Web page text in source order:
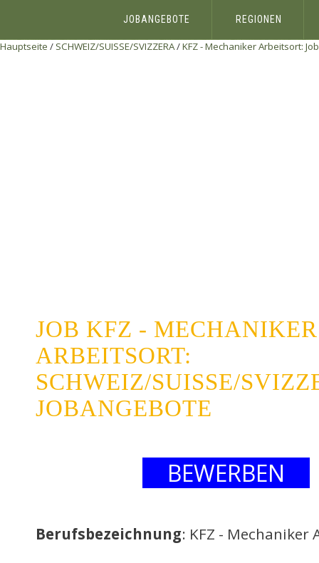
JOBANGEBOTE REGIONEN
Hauptseite / SCHWEIZ/SUISSE/SVIZZERA/KFZ - Mechaniker Arbeitsort:
JOB KFZ - MECHANIKER
ARBEITSORT:
SCHWEIZ/SUISSE/
JOBANGEBOTE
BEWERBEN
Berufsbezeichnung: KFZ -